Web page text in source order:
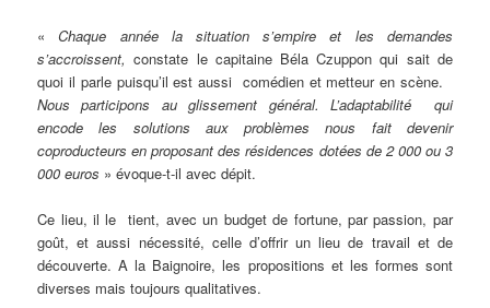
«Chaque année la situation s’empire et les demandes
s’accroissent,constate le capitaine Béla Czuppon qui sait de
quoi il parle puisqu’il est aussi comédien et metteur en scène.
Nous participons au glissement général. L’adaptabilité qui
encode les solutions aux problèmes nous fait devenir
coproducteurs en proposant des résidences dotées de 2 000 ou 3
000 euros » évoque-t-il avec dépit.
Ce lieu, il le tient, avec un budget de fortune, par passion, par
goût, et aussi nécessité, celle d’offrir un lieu de travail et de
découverte. A la Baignoire, les propositions et les formes sont
diverses mais toujours qualitatives.